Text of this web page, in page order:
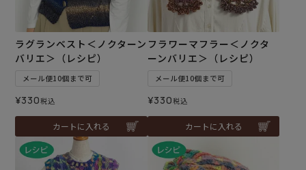
ラグランベスト＜ノクターン
バリエ＞（レシピ）
メール便10個まで可
¥330税込
カートに入れる
フラワーマフラー＜ノクタ
ーンバリエ＞（レシピ）
メール便10個まで可
¥330税込
カートに入れる